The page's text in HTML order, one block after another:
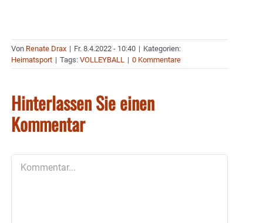
Von Renate Drax | Fr. 8.4.2022 - 10:40 | Kategorien:
Heimatsport | Tags: VOLLEYBALL | 0 Kommentare
Hinterlassen Sie einen
Kommentar